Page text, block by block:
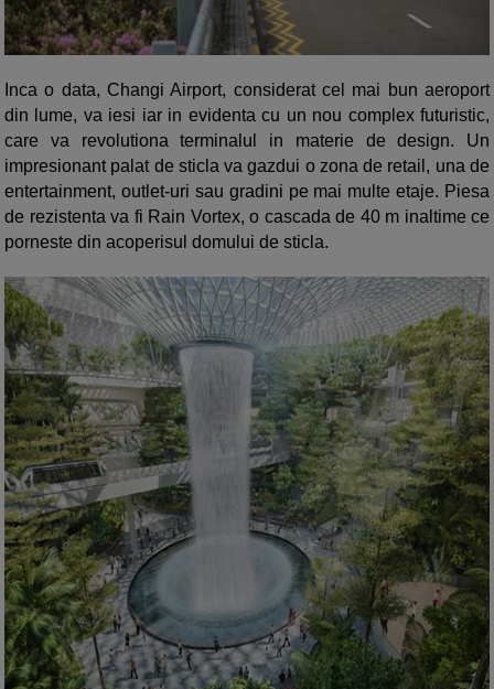
Inca o data, Changi Airport, considerat cel mai bun aeroport
din lume, va iesi iar in evidenta cu un nou complex futuristic,
care va revolutiona terminalul in materie de design. Un
impresionant palat de sticla va gazdui o zona de retail, una de
entertainment, outlet-uri sau gradini pe mai multe etaje. Piesa
de rezistenta va fi Rain Vortex, o cascada de 40 m inaltime ce
porneste din acoperisul domului de sticla.